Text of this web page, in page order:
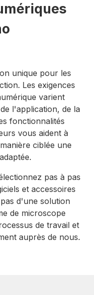
unique pour les
Les exigences
varient
l'application, de la
fonctionnalités
vous aident à
ciblée une
pas à pas
et accessoires
d'une solution
de microscope
de travail et
auprès de nous.